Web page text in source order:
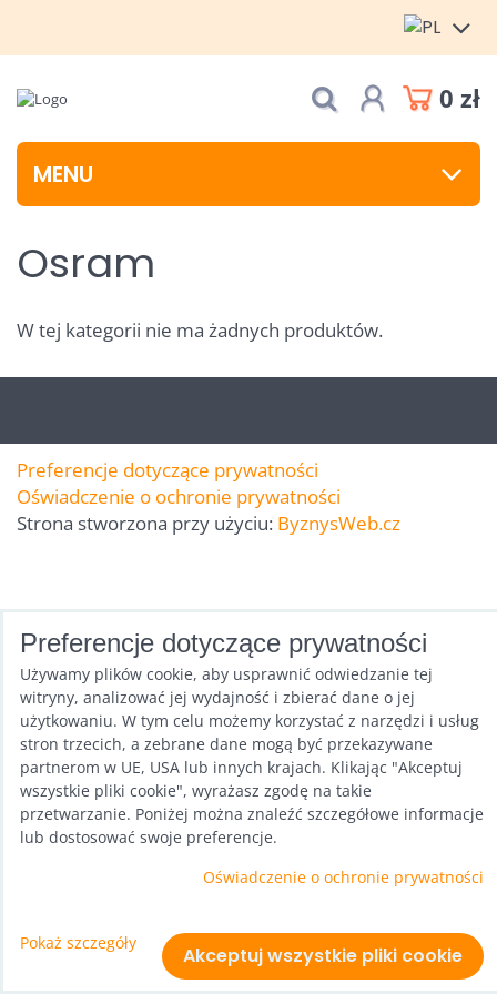
0 zł
MENU
Osram
W tej kategorii nie ma żadnych produktów.
Preferencje dotyczące prywatności
Oświadczenie o ochronie prywatności
Strona stworzona przy użyciu: ByznysWeb.cz
Preferencje dotyczące prywatności
Używamy plików cookie, aby usprawnić odwiedzanie tej
witryny, analizować jej wydajność i zbierać dane o jej
użytkowaniu. W tym celu możemy korzystać z narzędzi i usług
stron trzecich, a zebrane dane mogą być przekazywane
partnerom w UE, USA lub innych krajach. Klikając "Akceptuj
wszystkie pliki cookie", wyrażasz zgodę na takie
przetwarzanie. Poniżej można znaleźć szczegółowe informacje
lub dostosować swoje preferencje.
Oświadczenie o ochronie prywatności
Pokaż szczegóły
Akceptuj wszystkie pliki cookie